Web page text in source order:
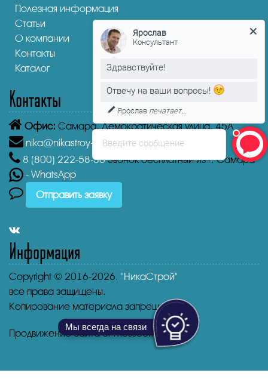
Полезная информация
Статьи
О компании
Контакты
Каталог
Контакты
Офис: Самара,Демократическая улица, 45А
nika@nikastroy-msk.ru
8 (800) 222-58-30 Звонок бесплатный из г. Самара
- WhatsApp
Отправить заявку
Информация
Copyright © 2016-2026. "НикаСтрой"
все права защищены.
Копирование материала запрещено.
Продвижение сайта от mosseo.ru
Мы всегда на связи
Введите сообщение
Ярослав
Консультант
Здравствуйте!
Отвечу на ваши вопросы!
Ярослав печатает...